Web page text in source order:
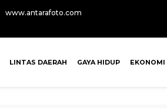
www.antarafoto.com
LINTAS DAERAH GAYA HIDUP EKONOMI